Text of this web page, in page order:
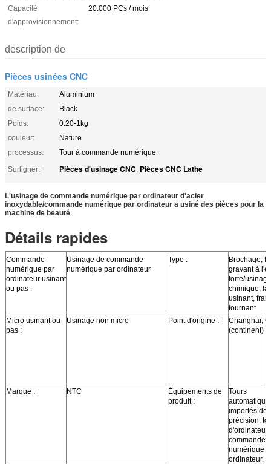
Capacité
d'approvisionnement:
20.000 PCs / mois
description de
Pièces usinées CNC
Matériau:
Aluminium
de surface:
Black
Poids:
0.20-1kg
couleur:
Nature
processus:
Tour à commande numérique
Surligner:
Pièces d'usinage CNC, Pièces CNC Lathe
L'usinage de commande numérique par ordinateur d'acier
inoxydable/commande numérique par ordinateur a usiné des pièces pour la
machine de beauté
Détails rapides
Commande
numérique par
ordinateur usinant
ou pas :
Usinage de commande
numérique par ordinateur
Type :
Brochage,
gravant à
forte/usinage
chimique,
usinant,
tournant
Micro usinant ou
pas :
Usinage non micro Point d'origine :
Changhaï,
(continent)
Marque : NTC
Équipements de
produit :
Tours
importés de
précision,
d'ordinateur
commande
numérique
ordinateur,